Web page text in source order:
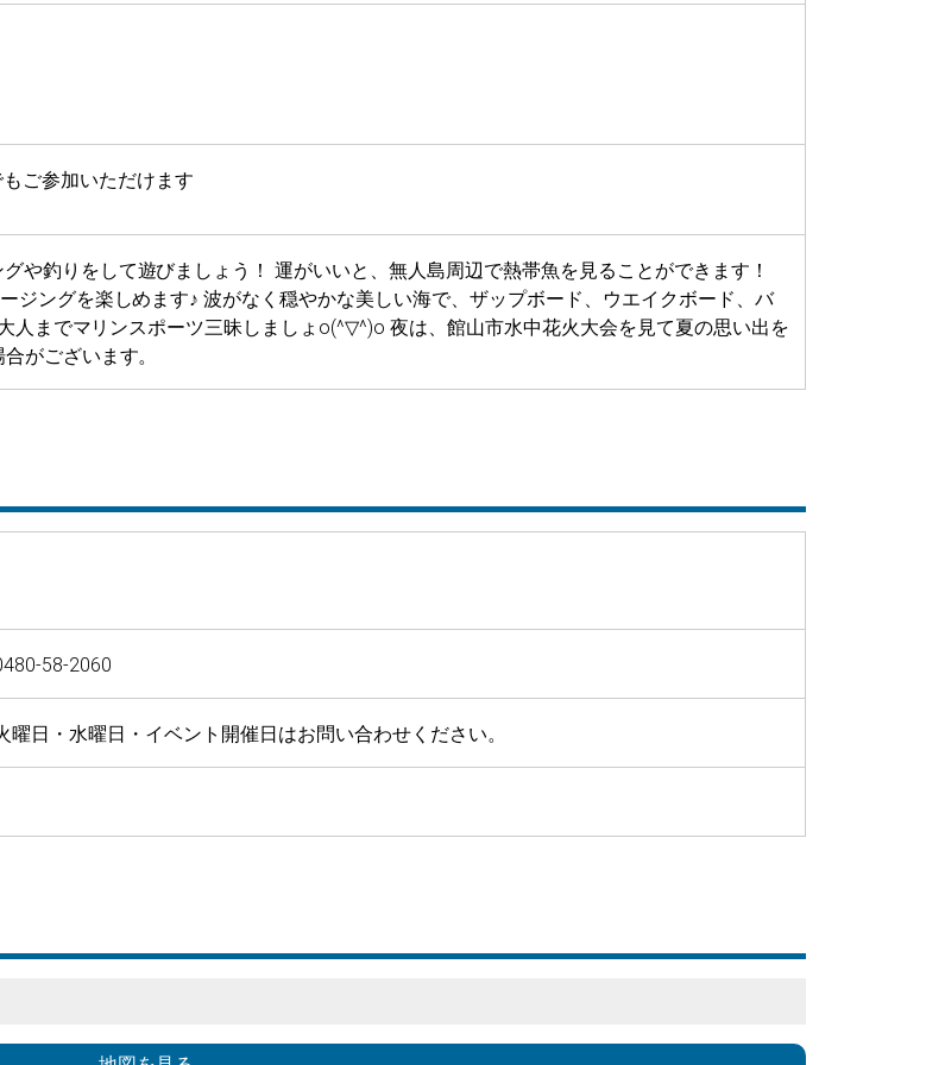
ご参加いただけます
や釣りをして遊びましょう！ 運がいいと、無人島周辺で熱帯魚を見ることができます！
ジングを楽しめます♪ 波がなく穏やかな美しい海で、ザップボード、ウエイクボード、バ
までマリンスポーツ三昧しましょo(^▽^)o 夜は、館山市水中花火大会を見て夏の思い出を
がございます。
58-2060
曜日・水曜日・イベント開催日はお問い合わせください。